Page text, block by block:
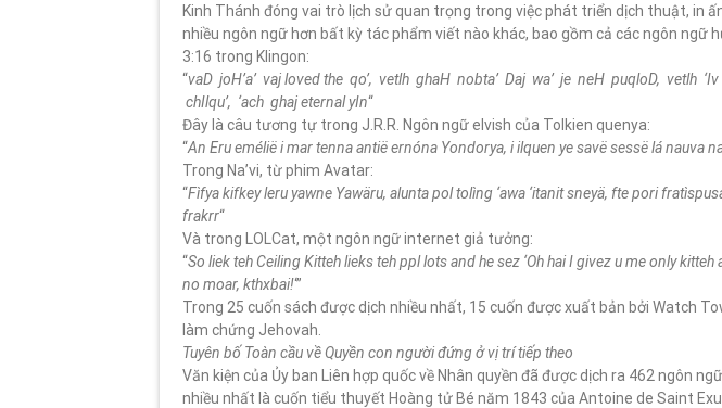
Kinh Thánh đóng vai trò lịch sử quan trọng trong việc phát triển dịch thuật, in
nhiều ngôn ngữ hơn bất kỳ tác phẩm viết nào khác, bao gồm cả các ngôn ngữ
3:16 trong Klingon:
“vaD joH’a’ vaj loved the qo’, vetlh ghaH nobta’ Daj wa’ je neH puqloD, vetlh
chIlqu’, ‘ach ghaj eternal yIn“
Đây là câu tương tự trong J.R.R. Ngôn ngữ elvish của Tolkien quenya:
“An Eru emélië i mar tenna antië ernóna Yondorya, i ilquen ye savë sessë lá nauva
Trong Na’vi, từ phim Avatar:
“Fìfya kifkey leru yawne Yawäru, alunta pol tolìng ‘awa ‘itanit sneyä, fte pori
frakrr“
Và trong LOLCat, một ngôn ngữ internet giả tưởng:
“So liek teh Ceiling Kitteh lieks teh ppl lots and he sez ‘Oh hai I givez u me only
no moar, kthxbai!‘”
Trong 25 cuốn sách được dịch nhiều nhất, 15 cuốn được xuất bản bởi Watch
làm chứng Jehovah.
Tuyên bố Toàn cầu về Quyền con người đứng ở vị trí tiếp theo
Văn kiện của Ủy ban Liên hợp quốc về Nhân quyền đã được dịch ra 462 ngôn
nhiều nhất là cuốn tiểu thuyết Hoàng tử Bé năm 1843 của Antoine de Saint